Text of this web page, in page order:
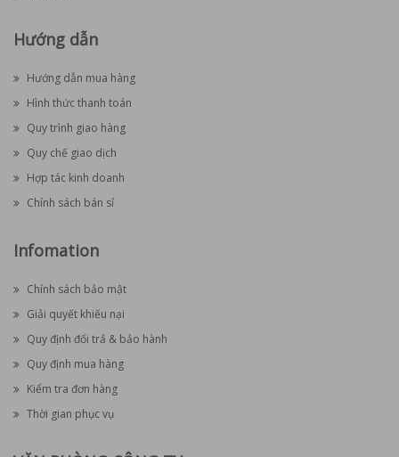
Hướng dẫn
Hướng dẫn mua hàng
Hình thức thanh toán
Quy trình giao hàng
Quy chế giao dịch
Hợp tác kinh doanh
Chính sách bán sỉ
Infomation
Chính sách bảo mật
Giải quyết khiếu nại
Quy định đổi trả & bảo hành
Quy định mua hàng
Kiểm tra đơn hàng
Thời gian phục vụ